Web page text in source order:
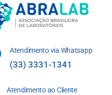
Atendimento via Whatsapp
(33) 3331-1341
Atendimento ao Cliente